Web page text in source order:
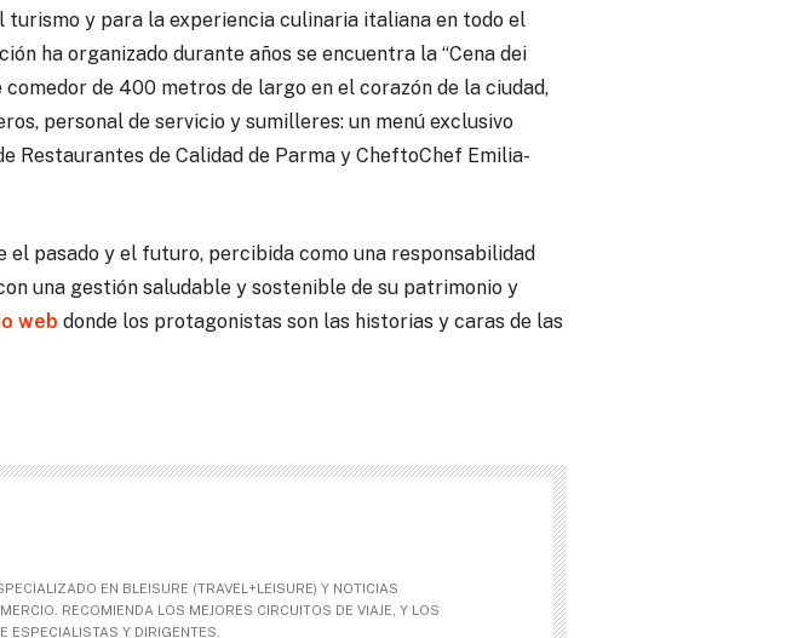
y para la experiencia culinaria italiana en todo el
ha organizado durante años se encuentra la “Cena dei
de 400 metros de largo en el corazón de la ciudad,
personal de servicio y sumilleres: un menú exclusivo
Restaurantes de Calidad de Parma y CheftoChef Emilia-
pasado y el futuro, percibida como una responsabilidad
una gestión saludable y sostenible de su patrimonio y
web donde los protagonistas son las historias y caras de las
EN BLEISURE (TRAVEL+LEISURE) Y NOTICIAS
RECOMIENDA LOS MEJORES CIRCUITOS DE VIAJE, Y LOS
ESPECIALISTAS Y DIRIGENTES.